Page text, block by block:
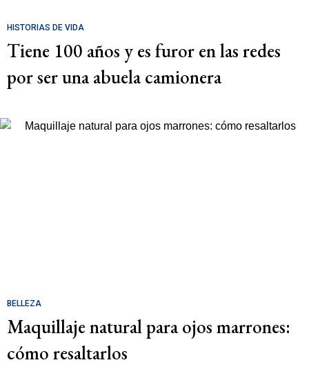
HISTORIAS DE VIDA
Tiene 100 años y es furor en las redes
por ser una abuela camionera
BELLEZA
Maquillaje natural para ojos marrones:
cómo resaltarlos